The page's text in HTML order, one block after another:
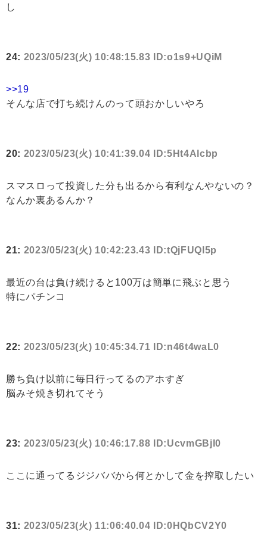
し
24: 2023/05/23(火) 10:48:15.83 ID:o1s9+UQiM
>>19
そんな店で打ち続けんのって頭おかしいやろ
20: 2023/05/23(火) 10:41:39.04 ID:5Ht4Alcbp
スマスロって投資した分も出るから有利なんやないの？
なんか裏あるんか？
21: 2023/05/23(火) 10:42:23.43 ID:tQjFUQl5p
最近の台は負け続けると100万は簡単に飛ぶと思う
特にパチンコ
22: 2023/05/23(火) 10:45:34.71 ID:n46t4waL0
勝ち負け以前に毎日行ってるのアホすぎ
脳みそ焼き切れてそう
23: 2023/05/23(火) 10:46:17.88 ID:UcvmGBjI0
ここに通ってるジジババから何とかして金を搾取したい
31: 2023/05/23(火) 11:06:40.04 ID:0HQbCV2Y0